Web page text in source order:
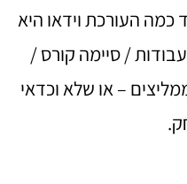
כמה העורכת וידאו היא
/ סיימה קורס /
– או שלא וכדאי